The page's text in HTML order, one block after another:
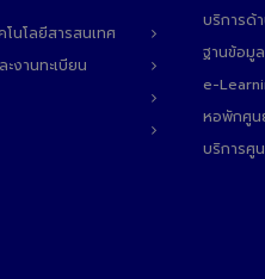
โนโลยีสารสนเทศ
งานทะเบียน
บริการด้
ฐานข้อมู
e-
หอพักศูน
บริการ